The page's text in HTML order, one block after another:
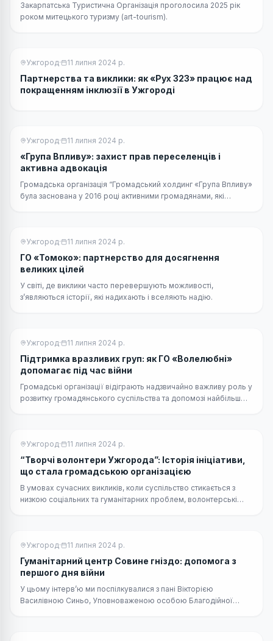
Закарпатська Туристична Організація проголосила 2025 рік
роком митецького туризму (art-tourism).
Ужгород· 11 липня 2024 р.
Партнерства та виклики: як «Рух 323» працює над
покращенням інклюзії в Ужгороді
Ужгород· 11 липня 2024 р.
«Група Впливу»: захист прав переселенців і
активна адвокація
Громадська організація “Громадський холдинг «Група Впливу»
була заснована у 2016 році активними громадянами, які
Ужгород· 11 липня 2024 р.
ГО «Томоко»: партнерство для досягнення
великих цілей
У світі, де виклики часто перевершують можливості,
з’являються історії, які надихають і вселяють надію.
Ужгород· 11 липня 2024 р.
Підтримка вразливих груп: як ГО «Волелюбні»
допомагає під час війни
Громадські організації відіграють надзвичайно важливу роль у
розвитку громадянського суспільства та допомозі найбільш
Ужгород· 11 липня 2024 р.
“Творчі волонтери Ужгорода”: Історія ініціативи,
що стала громадською організацією
В умовах сучасних викликів, коли суспільство стикається з
низкою соціальних та гуманітарних проблем, волонтерські
Ужгород· 11 липня 2024 р.
Гуманітарний центр Совине гніздо: допомога з
першого дня війни
У цьому інтерв’ю ми поспілкувалися з пані Вікторією
Василівною Синьо, Уповноваженою особою Благодійної